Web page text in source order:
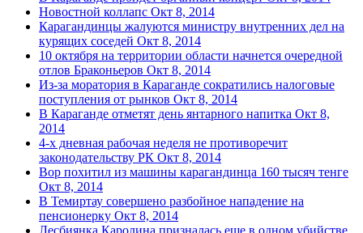
Новостной коллапс Окт 8, 2014
Карагандинцы жалуются министру внутренних дел на
курящих соседей Окт 8, 2014
10 октября на территории области начнется очередной
отлов Браконьеров Окт 8, 2014
Из-за моратория в Караганде сократились налоговые
поступления от рынков Окт 8, 2014
В Караганде отметят день янтарного напитка Окт 8,
2014
4-х дневная рабочая неделя не противоречит
законодательству РК Окт 8, 2014
Вор похитил из машины карагандинца 160 тысяч тенге
Окт 8, 2014
В Темиртау совершено разбойное нападение на
пенсионерку Окт 8, 2014
Лесбиянка Каролина призналась еще в одном убийстве